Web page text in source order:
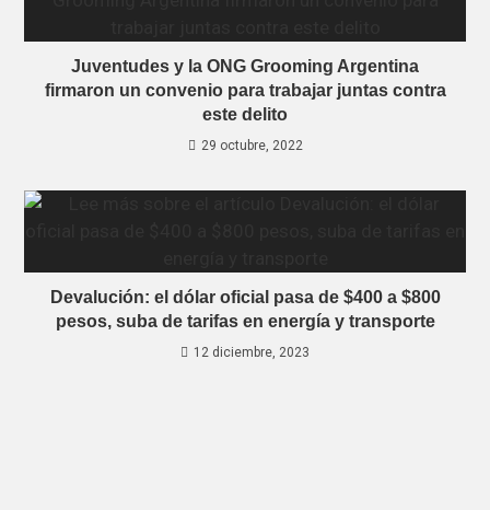
Juventudes y la ONG Grooming Argentina
firmaron un convenio para trabajar juntas contra
este delito
29 octubre, 2022
Devalución: el dólar oficial pasa de $400 a $800
pesos, suba de tarifas en energía y transporte
12 diciembre, 2023